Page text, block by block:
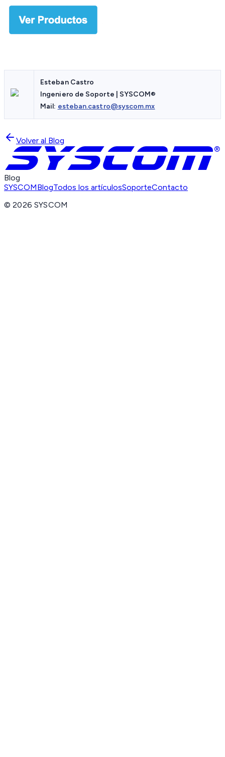
Esteban Castro
Ingeniero de Soporte | SYSCOM®
Mail: esteban.castro@syscom.mx
Volver al Blog
Blog
SYSCOMBlogTodos los artículosSoporteContacto
©2026 SYSCOM